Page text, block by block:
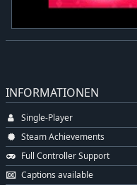
INFORMATIONEN
Single-Player
Steam Achievements
Full Controller Support
Captions available